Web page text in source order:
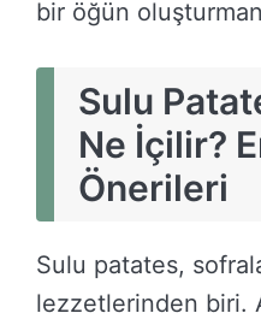
bir öğün
Sulu
Ne İçilir?
Önerileri
Sulu patates,
lezzetlerinden biri.